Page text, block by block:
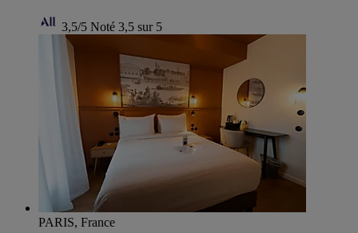
3,5/5 Noté 3,5 sur 5
PARIS, France